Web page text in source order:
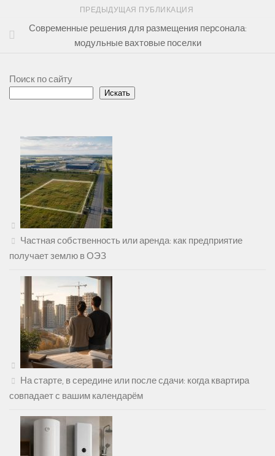
ПРЕДЫДУЩАЯ ПУБЛИКАЦИЯ
Современные решения для размещения персонала:
модульные вахтовые поселки
Поиск по сайту
Искать
Частная собственность или аренда: как предприятие
получает землю в ОЭЗ
На старте, в середине или после сдачи: когда квартира
совпадает с вашим календарём